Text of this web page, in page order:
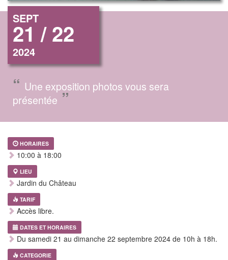
SEPT
21 / 22
2024
“ Une exposition photos vous sera
présentée ”
HORAIRES
10:00 à 18:00
LIEU
Jardin du Château
TARIF
Accès libre.
DATES ET HORAIRES
Du samedi 21 au dimanche 22 septembre 2024 de 10h à 18h.
CATEGORIE